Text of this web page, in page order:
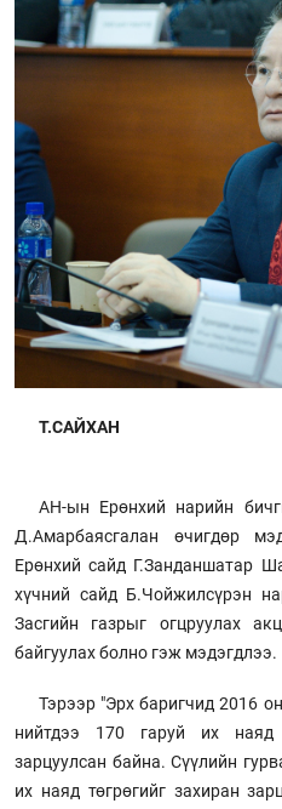
Т.САЙХАН
АН-ын Ерөнхий нарийн
Д.Амарбаясгалан өчигдөр
Ерөнхий сайд Г.Занданшатар
хүчний сайд Б.Чойжилсүрэн
Засгийн газрыг огцруулах
байгуулах болно гэж мэдэгдлээ.
Тэрээр "Эрх баригчид 2016
нийтдээ 170 гаруй их наяд
зарцуулсан байна. Сүүлийн
их наяд төгрөгийг захиран